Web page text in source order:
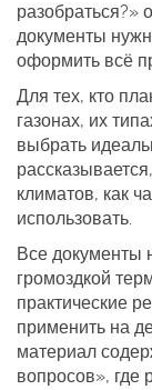
разобраться?»
документы
оформить всё
Для тех, кто
газонах, их
выбрать
климатов, как
использовать.
Все документы
громоздкой
практические
применить на
материал
вопросов», где